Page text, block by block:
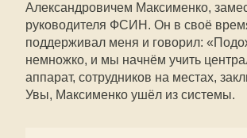
Александровичем Максименко,
руководителя ФСИН. Он в своё
поддерживал меня и говорил:
немножко, и мы начнём учить
аппарат, сотрудников на местах,
Увы, Максименко ушёл из системы.